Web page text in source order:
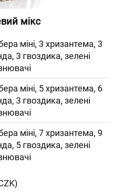
мікс
міні, 3 хризантема, 3
3 гвоздика, зелені
міні, 5 хризантема, 6
3 гвоздика, зелені
міні, 7 хризантема, 9
5 гвоздика, зелені